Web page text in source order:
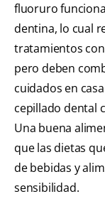
fluoruro
dentina, lo cual
tratamientos
pero deben
cuidados en
cepillado dental
Una buena
que las dietas
de bebidas y
sensibilidad.